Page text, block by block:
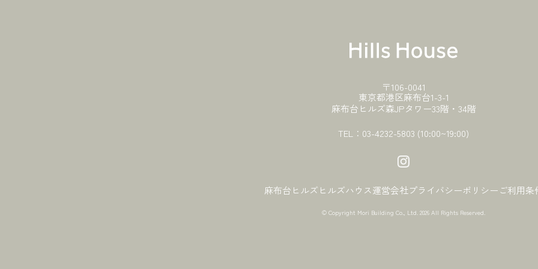
〒106-0041
東京都港区麻布台1-3-1
麻布台ヒルズ森JPタワー33階・34階
TEL： 03-4232-5803 (10:00~19:00)
麻布台ヒルズ ヒルズハウス運営会社プライバシーポリシー ご利用条
© Copyright Mori Building Co., Ltd. 2026 All Rights Reserved.